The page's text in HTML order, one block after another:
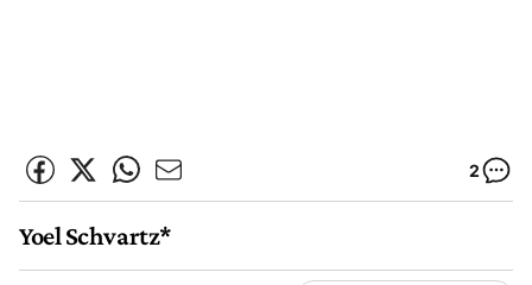
2
Yoel Schvartz*